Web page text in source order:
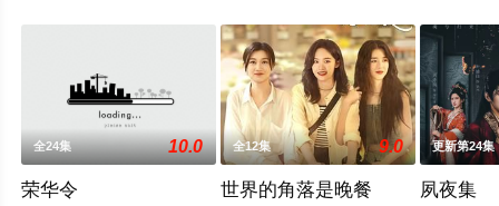
全24集 10.0
荣华令
全12集 9.0
世界的角落是晚餐
更新第24集
夙夜集